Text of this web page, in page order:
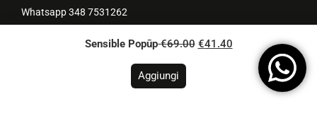
Whatsapp 348 7531262
Sensible Popūp-€69.00 €41.40
Aggiungi